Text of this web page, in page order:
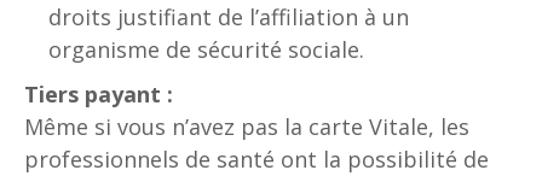
droits justifiant de l’affiliation à un
organisme de sécurité sociale.
Tiers payant :
Même si vous n’avez pas la carte Vitale, les
professionnels de santé ont la possibilité de